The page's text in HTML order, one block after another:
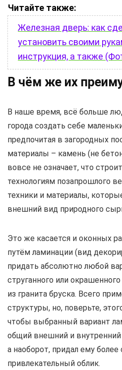
Читайте также:
Железная дверь: как
установить своими
инструкция, а также
В чём же их
В наше время, всё больше
города создать себе
предпочитая в загородных
материалы – камень (не
вовсе не означает, что
технологиям позапрошлого
техники и материалы,
внешний вид природного
Это же касается и оконных
путём ламинации (вид
придать абсолютно любой
струганного или
из гранита бруска. Всего
структуры, но, поверьте,
чтобы выбранный вариант
общий внешний и
а наоборот, придал ему более
привлекательный облик.